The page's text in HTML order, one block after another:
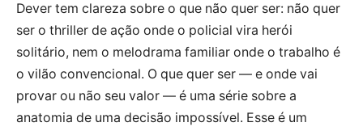
Dever tem clareza sobre o que não quer ser: não quer
ser o thriller de ação onde o policial vira herói
solitário, nem o melodrama familiar onde o trabalho é
o vilão convencional. O que quer ser — e onde vai
provar ou não seu valor — é uma série sobre a
anatomia de uma decisão impossível. Esse é um